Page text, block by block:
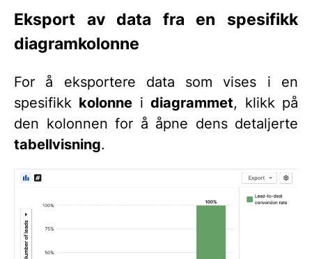
Eksport av data fra en spesifikk
diagramkolonne
For å eksportere data som vises i en
spesifikk kolonne idiagrammet, klikk på
den kolonnen for å åpne dens detaljerte
tabellvisning.